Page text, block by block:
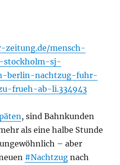
zeitung.de/mensch-
stockholm-sj-
berlin-nachtzug-fuhr-
frueh-ab-li.334943
, sind Bahnkunden
als eine halbe Stunde
– aber
#Nachtzug nach